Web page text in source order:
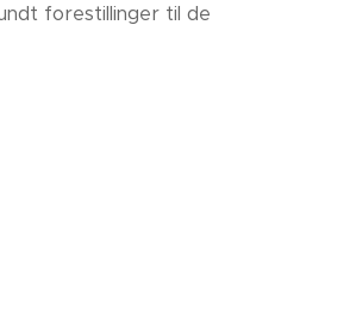
forestillinger til de